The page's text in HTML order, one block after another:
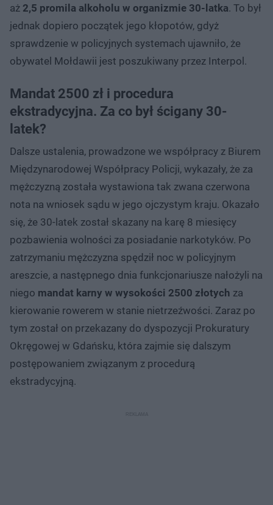
aż 2,5 promila alkoholu w organizmie 30-latka. To był
jednak dopiero początek jego kłopotów, gdyż
sprawdzenie w policyjnych systemach ujawniło, że
obywatel Mołdawii jest poszukiwany przez Interpol.
Mandat 2500 zł i procedura
ekstradycyjna. Za co był ścigany 30-
latek?
Dalsze ustalenia, prowadzone we współpracy z Biurem
Międzynarodowej Współpracy Policji, wykazały, że za
mężczyzną została wystawiona tak zwana czerwona
nota na wniosek sądu w jego ojczystym kraju. Okazało
się, że 30-latek został skazany na karę 8 miesięcy
pozbawienia wolności za posiadanie narkotyków. Po
zatrzymaniu mężczyzna spędził noc w policyjnym
areszcie, a następnego dnia funkcjonariusze nałożyli na
niego mandat karny w wysokości 2500 złotych za
kierowanie rowerem w stanie nietrzeźwości. Zaraz po
tym został on przekazany do dyspozycji Prokuratury
Okręgowej w Gdańsku, która zajmie się dalszym
postępowaniem związanym z procedurą
ekstradycyjną.